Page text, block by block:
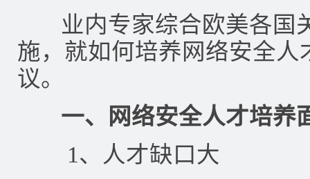
业内专家综合欧美各国
施，就如何培养网络安全
议。
一、网络安全人才培养
1、人才缺口大